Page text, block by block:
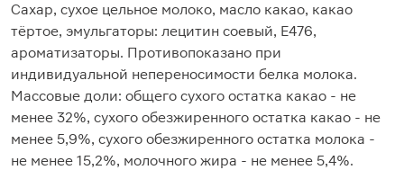
Сахар, сухое цельное молоко, масло какао, какао
тёртое, эмульгаторы: лецитин соевый, Е476,
ароматизаторы. Противопоказано при
индивидуальной непереносимости белка молока.
Массовые доли: общего сухого остатка какао - не
менее 32%, сухого обезжиренного остатка какао - не
менее 5,9%, сухого обезжиренного остатка молока -
не менее 15,2%, молочного жира - не менее 5,4%.